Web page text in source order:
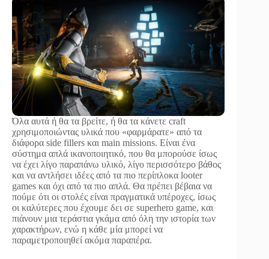
Όλα αυτά ή θα τα βρείτε, ή θα τα κάνετε craft
χρησιμοποιώντας υλικά που «φαρμάρατε» από τα
διάφορα side fillers και main missions. Είναι ένα
σύστημα απλά ικανοποιητικό, που θα μπορούσε ίσως
να έχει λίγο παραπάνω υλικό, λίγο περισσότερο βάθος
και να αντλήσει ιδέες από τα πιο περίπλοκα looter
games και όχι από τα πιο απλά. Θα πρέπει βέβαια να
πούμε ότι οι στολές είναι πραγματικά υπέροχες, ίσως
οι καλύτερες που έχουμε δει σε superhero game, και
πιάνουν μια τεράστια γκάμα από όλη την ιστορία των
χαρακτήρων, ενώ η κάθε μία μπορεί να
παραμετροποιηθεί ακόμα παραπέρα.